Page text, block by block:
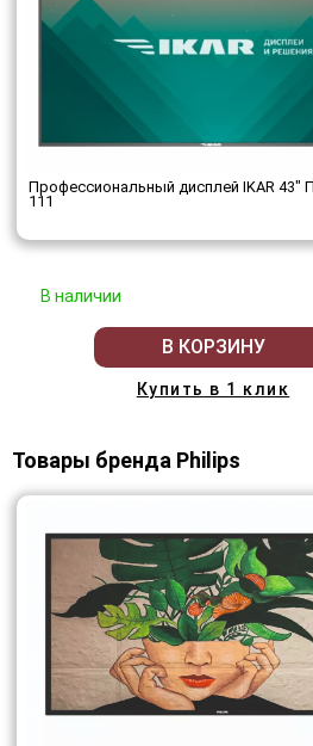
Профессиональный дисплей IKAR 43"
111
В наличии
В КОРЗИНУ
Купить в 1 клик
Товары бренда Philips